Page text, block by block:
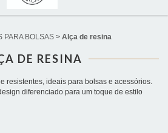
PARA BOLSAS > Alça de resina
DE RESINA
resistentes, ideais para bolsas e acessórios.
diferenciado para um toque de estilo